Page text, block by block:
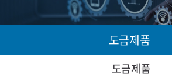
도금제품
도금제품